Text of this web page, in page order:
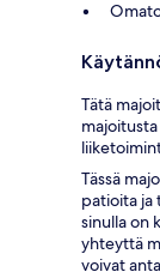
Tätä
Tässä
patioita ja
sinulla on
yhteyttä
voivat